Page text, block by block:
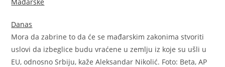
Danas
Mora da zabrine to da će se mađarskim zakonima stvoriti
uslovi da izbeglice budu vraćene u zemlju iz koje su ušli u
EU, odnosno Srbiju, kaže Aleksandar Nikolić. Foto: Beta, AP